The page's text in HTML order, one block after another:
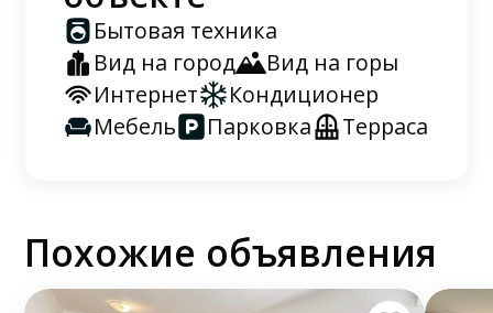
Бытовая техника
Вид на город
Вид на горы
Интернет
Кондиционер
Мебель
Парковка Терраса
Похожие объявления